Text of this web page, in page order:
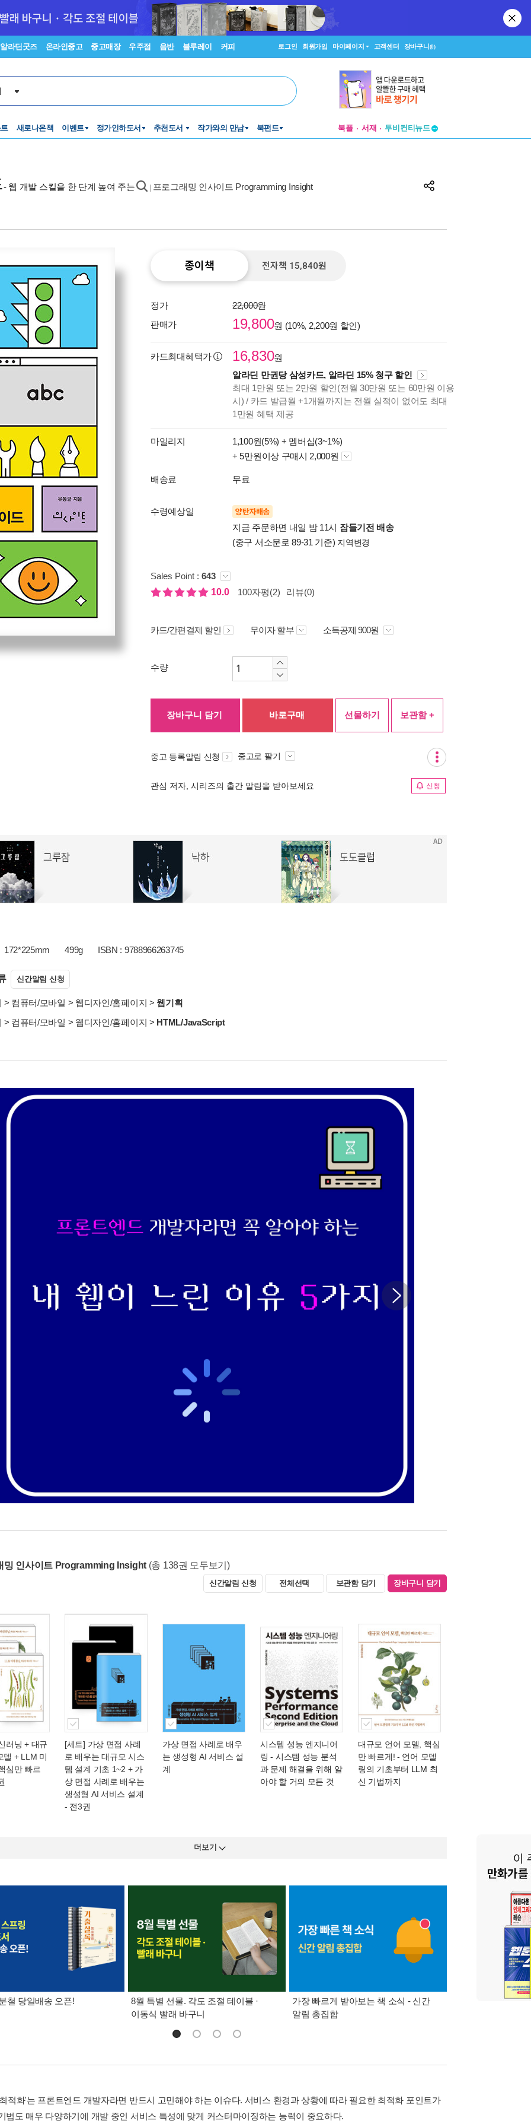
알라딘굿즈 온라인중고 중고매장 우주점 음반 블루레이 커피 로그인 회원가입 마이페이지 고객센터 장바구니(0)
새로나온책 이벤트 정가인하도서 추천도서 작가와의 만남 북펀드 북플 서재
창작플랫폼
- 웹 개발 스킬을 한 단계 높여 주는 프로그래밍 인사이트 Programming Insight
종이책 전자책 15,840원
정가
22,000원
판매가
19,800원 (10%, 2,200원 할인)
카드최대혜택가 16,830원
알라딘 만권당 삼성카드, 알라딘 15% 청구 할인
최대 1만원 또는 2만원 할인(전월 30만원 또는 60만원 이용
시) / 카드 발급월 +1개월까지는 전월 실적이 없어도 최대
1만원 혜택 제공
마일리지 1,100원(5%) + 멤버십(3~1%)
+ 5만원이상 구매시 2,000원
배송료 무료
수령예상일 양탄자배송
지금 주문하면 내일 밤 11시 잠들기전 배송
(중구 서소문로 89-31 기준) 지역변경
Sales Point : 643
10.0
100자평(2) 리뷰(0)
카드/간편결제 할인 무이자 할부 소득공제 900원
수량
장바구니 담기 바로구매 선물하기 보관함 +
중고 등록알림 신청 중고로 팔기
관심 저자, 시리즈의 출간 알림을 받아보세요 신청
172*225mm 499g ISBN : 9788966263745
신간알림 신청
> 컴퓨터/모바일 > 웹디자인/홈페이지 > 웹기획
> 컴퓨터/모바일 > 웹디자인/홈페이지 > HTML/JavaScript
밍 인사이트 Programming Insight (총 138권 모두보기)
신간알림 신청 전체선택 보관함 담기 장바구니 담기
러닝 + 대규
델 + LLM 미
심만 빠르
[세트] 가상 면접 사례
로 배우는 대규모 시스
템 설계 기초 1~2 + 가
상 면접 사례로 배우는
생성형 AI 서비스 설계
- 전3권
가상 면접 사례로 배우
는 생성형 AI 서비스 설
계
시스템 성능 엔지니어
링 - 시스템 성능 분석
과 문제 해결을 위해 알
아야 할 거의 모든 것
대규모 언어 모델, 핵심
만 빠르게! - 언어 모델
링의 기초부터 LLM 최
신 기법까지
더보기
철 당일배송 오픈!
8월 특별 선물. 각도 조절 테이블 ·
이동식 빨래 바구니
가장 빠르게 받아보는 책 소식 - 신간
알림 총집합
경기컬처패스 1만
적화'는 프론트엔드 개발자라면 반드시 고민해야 하는 이슈다. 서비스 환경과 상황에 따라 필요한 최적화 포인트가
법도 매우 다양하기에 개발 중인 서비스 특성에 맞게 커스터마이징하는 능력이 중요하다.